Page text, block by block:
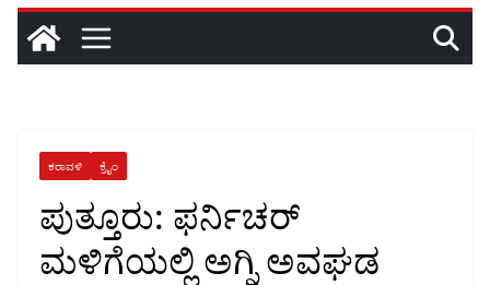
ಕರಾವಳಿ ಕ್ರೈಂ
ಪುತ್ತೂರು: ಫರ್ನಿಚರ್
ಮಳಿಗೆಯಲ್ಲಿ ಅಗ್ನಿ ಅವಘಡ